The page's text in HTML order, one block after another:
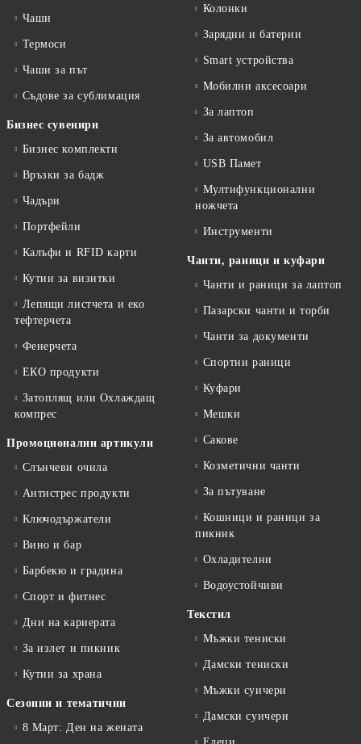
Чаши
Термоси
Чаши за път
Съдове за сублимация
Бизнес сувенири
Бизнес комплекти
Връзки за бадж
Чадъри
Портфейли
Калъфи и RFID карти
Кутии за визитки
Лепящи листчета и еко
тефтeрчета
Фенерчета
ЕКО продукти
Затоплящ или Охлаждащ
компрес
Промоционални артикули
Слънчеви очила
Антистрес продукти
Ключодържатели
Вино и бар
Барбекю и градина
Спорт и фитнес
Дни на кариерата
За излет и пикник
Кутии за храна
Сезонни и тематични
8 Март: Ден на жената
Колонки
Зарядни и батерии
Smart устройства
Мобилни аксесоари
За лаптоп
За автомобил
USB Памет
Мултифункционални
ножчета
Инструменти
Чанти, раници и куфари
Чанти и раници за лаптоп
Пазарски чанти и торби
Чанти за документи
Спортни раници
Куфари
Мешки
Сакове
Козметични чанти
За пътуване
Кошници и раници за
пикник
Охладителни
Водоустойчиви
Текстил
Мъжки тениски
Дамски тениски
Мъжки суичери
Дамски суичери